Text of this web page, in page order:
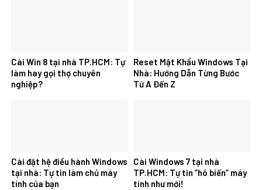
Cài Win 8 tại nhà TP.HCM: Tự
làm hay gọi thợ chuyên
nghiệp?
Reset Mật Khẩu Windows Tại
Nhà: Hướng Dẫn Từng Bước
Từ A Đến Z
Cài đặt hệ điều hành Windows
tại nhà: Tự tin làm chủ máy
tính của bạn
Cài Windows 7 tại nhà
TP.HCM: Tự tin “hô biến” máy
tính như mới!